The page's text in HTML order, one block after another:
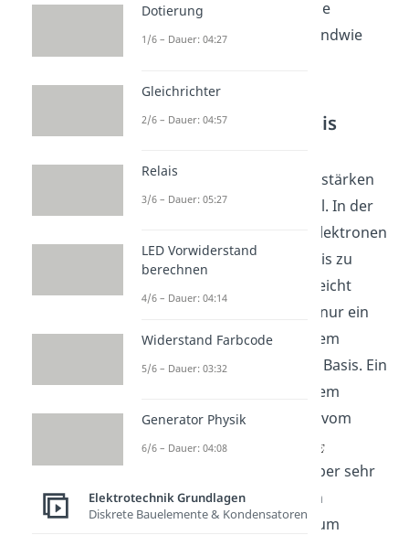
in Sperrrichtung gepolt. Die
Situation hat sich also irgendwie
Vom Emitter zur Basis
verschiedenen Dotierungsstärken
und Schichtdicken ins Spiel. In der
unteren Diode beginnen Elektronen
aus dem Emitter in die Basis zu
gehen. Weil die Basis nur leicht
dotiert ist, rekombinieren nur ein
paar der Elektronen aus dem
Emitter mit Löchern in der Basis. Ein
paar der Elektronen aus dem
Emitter werden zusätzlich vom
Pluspol der Spannung
angezogen. Die Basis ist aber sehr
dünn, weshalb die meisten
Elektronen direkt weiter zum
Dotierung
1/6 – Dauer: 04:27
Gleichrichter
2/6 – Dauer: 04:57
Relais
3/6 – Dauer: 05:27
LED Vorwiderstand
berechnen
4/6 – Dauer: 04:14
Widerstand Farbcode
5/6 – Dauer: 03:32
Generator Physik
6/6 – Dauer: 04:08
Elektrotechnik Grundlagen
Diskrete Bauelemente & Kondensatoren